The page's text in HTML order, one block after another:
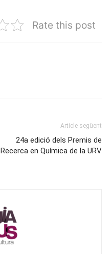
Rate this post
Article següent
24a edició dels Premis de
Recerca en Química de la URV